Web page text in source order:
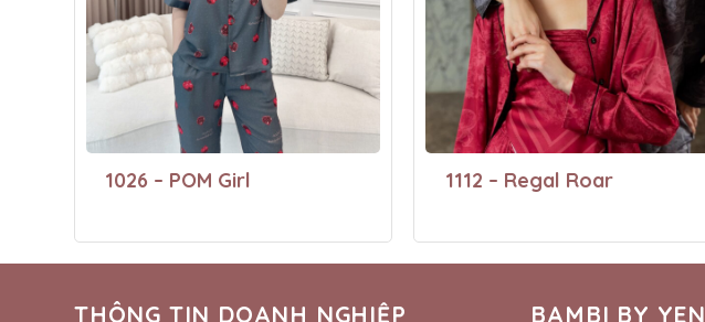
1026 – POM Girl 1112 – Regal Roar
THÔNG TIN DOANH NGHIỆP BAMBI BY YEN